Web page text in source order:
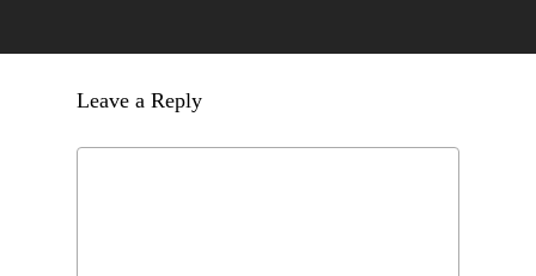
Leave a Reply